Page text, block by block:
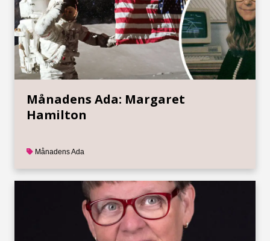
Månadens Ada: Margaret
Hamilton
Månadens Ada